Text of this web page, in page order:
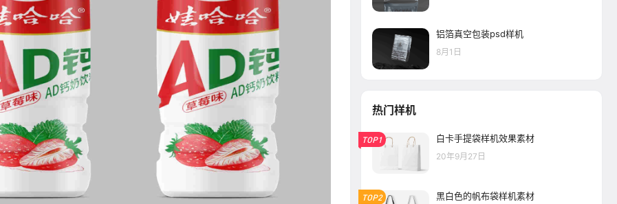
铝箔真空包装psd样机
8月1日
热门样机
TOP1 白卡手提袋样机效果素材
20年9月27日
TOP2 黑白色的帆布袋样机素材